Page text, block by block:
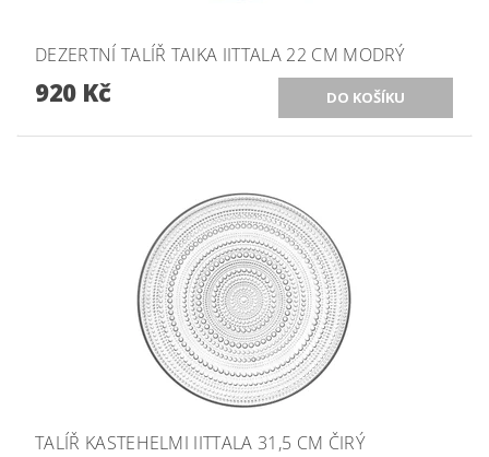
DEZERTNÍ TALÍŘ TAIKA IITTALA 22 CM MODRÝ
920 Kč
TALÍŘ KASTEHELMI IITTALA 31,5 CM ČIRÝ